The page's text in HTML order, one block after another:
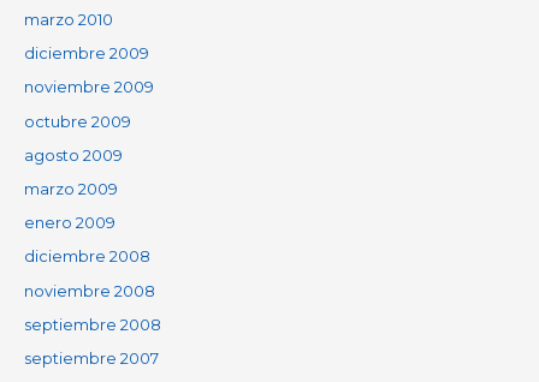
marzo 2010
diciembre 2009
noviembre 2009
octubre 2009
agosto 2009
marzo 2009
enero 2009
diciembre 2008
noviembre 2008
septiembre 2008
septiembre 2007